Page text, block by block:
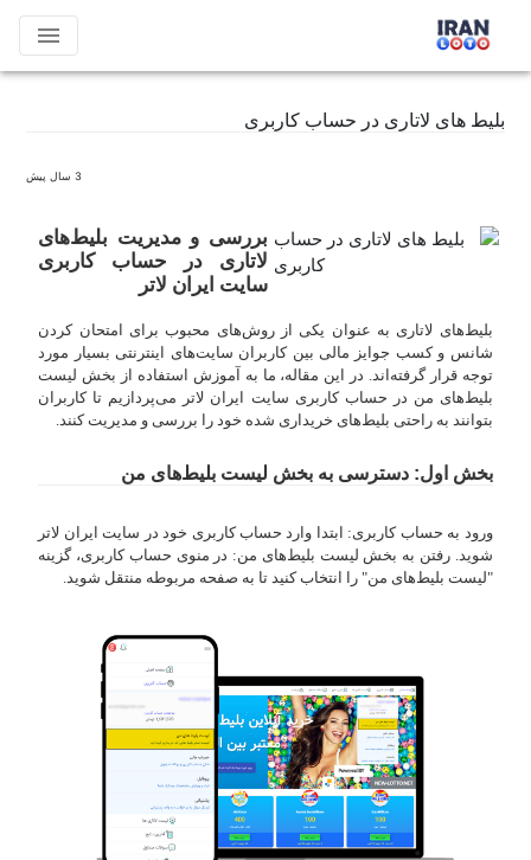
menu
بلیط های لاتاری در حساب کاربری
3 سال پیش
بررسی و مدیریت بلیط‌های
لاتاری در حساب کاربری
سایت ایران لاتر
بلیط‌های لاتاری به عنوان یکی از روش‌های محبوب برای امتحان کردن
شانس و کسب جوایز مالی بین کاربران سایت‌های اینترنتی بسیار مورد
توجه قرار گرفته‌اند. در این مقاله، ما به آموزش استفاده از بخش لیست
بلیط‌های من در حساب کاربری سایت ایران لاتر می‌پردازیم تا کاربران
بتوانند به راحتی بلیط‌های خریداری شده خود را بررسی و مدیریت کنند.
بخش اول: دسترسی به بخش لیست بلیط‌های من
ورود به حساب کاربری: ابتدا وارد حساب کاربری خود در سایت ایران لاتر
شوید. رفتن به بخش لیست بلیط‌های من: در منوی حساب کاربری، گزینه
"لیست بلیط‌های من" را انتخاب کنید تا به صفحه مربوطه منتقل شوید.